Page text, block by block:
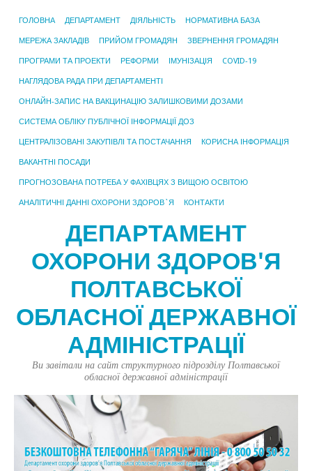
ГОЛОВНА ДЕПАРТАМЕНТ ДІЯЛЬНІСТЬ НОРМАТИВНА БАЗА
МЕРЕЖА ЗАКЛАДІВ ПРИЙОМ ГРОМАДЯН ЗВЕРНЕННЯ ГРОМАДЯН
ПРОГРАМИ ТА ПРОЕКТИ РЕФОРМИ ІМУНІЗАЦІЯ COVID-19
НАГЛЯДОВА РАДА ПРИ ДЕПАРТАМЕНТІ
ОНЛАЙН-ЗАПИС НА ВАКЦИНАЦІЮ ЗАЛИШКОВИМИ ДОЗАМИ
СИСТЕМА ОБЛІКУ ПУБЛІЧНОЇ ІНФОРМАЦІЇ ДОЗ
ЦЕНТРАЛІЗОВАНІ ЗАКУПІВЛІ ТА ПОСТАЧАННЯ КОРИСНА ІНФОРМАЦІЯ
ВАКАНТНІ ПОСАДИ
ПРОГНОЗОВАНА ПОТРЕБА У ФАХІВЦЯХ З ВИЩОЮ ОСВІТОЮ
АНАЛІТИЧНІ ДАННІ ОХОРОНИ ЗДОРОВ`Я КОНТАКТИ
ДЕПАРТАМЕНТ
ОХОРОНИ ЗДОРОВ'Я
ПОЛТАВСЬКОЇ
ОБЛАСНОЇ ДЕРЖАВНОЇ
АДМІНІСТРАЦІЇ
Ви завітали на сайт структурного підрозділу Полтавської
обласної державної адміністрації